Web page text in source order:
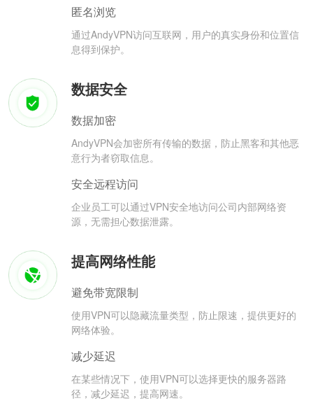
匿名浏览
通过AndyVPN访问互联网，用户的真实身份和位置信
息得到保护。
数据安全
数据加密
AndyVPN会加密所有传输的数据，防止黑客和其他恶
意行为者窃取信息。
安全远程访问
企业员工可以通过VPN安全地访问公司内部网络资
源，无需担心数据泄露。
提高网络性能
避免带宽限制
使用VPN可以隐藏流量类型，防止限速，提供更好的
网络体验。
减少延迟
在某些情况下，使用VPN可以选择更快的服务器路
径，减少延迟，提高网速。